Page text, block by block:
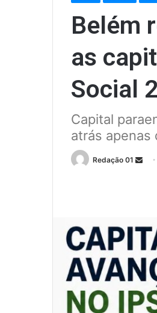
Belém
as
Social
Capital
atrás apenas
Redação 01